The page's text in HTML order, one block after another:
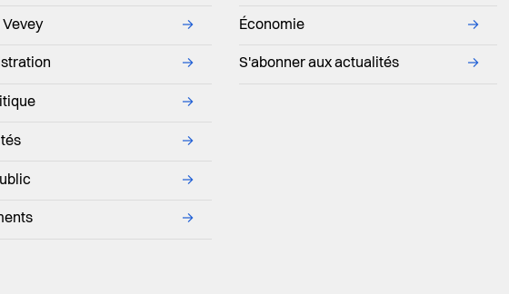
→
→
→
→
→
→
Économie →
S'abonner aux actualités →